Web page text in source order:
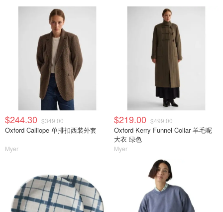
$244.30 $349.00
Oxford Calliope 单排扣西装外套
Myer
$219.00 $499.00
Oxford Kerry Funnel Collar 羊毛呢
大衣 绿色
Myer